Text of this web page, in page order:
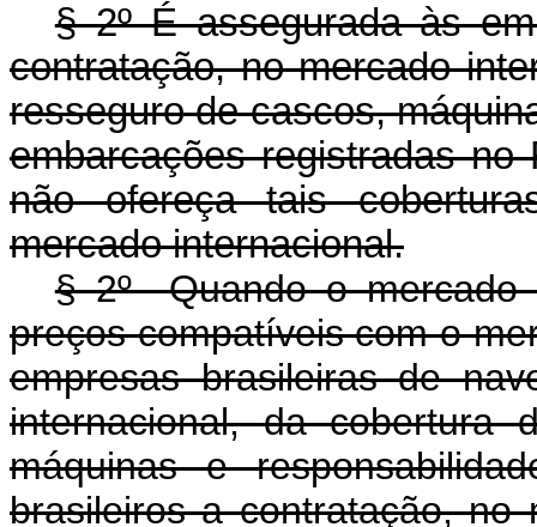
§ 2º É assegurada às
contratação, no mercado
resseguro de cascos,
embarcações registradas
não ofereça tais
mercado internacional.
§ 2º Quando o mercado
preços compatíveis com o
empresas brasileiras de
internacional, da cobertura
máquinas e
brasileiros a contratação, no